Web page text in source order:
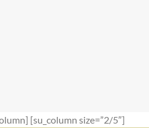
[su_column size=”2/5″]